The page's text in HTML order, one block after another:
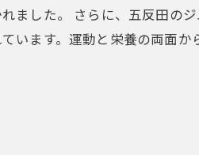
ました。 さらに、五反田の
います。運動と栄養の両面